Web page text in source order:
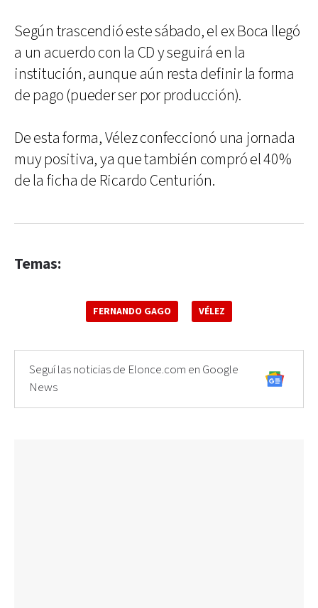
Según trascendió este sábado, el ex Boca llegó
a un acuerdo con la CD y seguirá en la
institución, aunque aún resta definir la forma
de pago (pueder ser por producción).
De esta forma, Vélez confeccionó una jornada
muy positiva, ya que también compró el 40%
de la ficha de Ricardo Centurión.
Temas:
FERNANDO GAGO VÉLEZ
Seguí las noticias de Elonce.com en Google
News